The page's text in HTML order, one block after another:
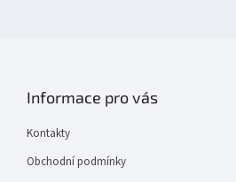
Informace pro vás
Kontakty
Obchodní podmínky